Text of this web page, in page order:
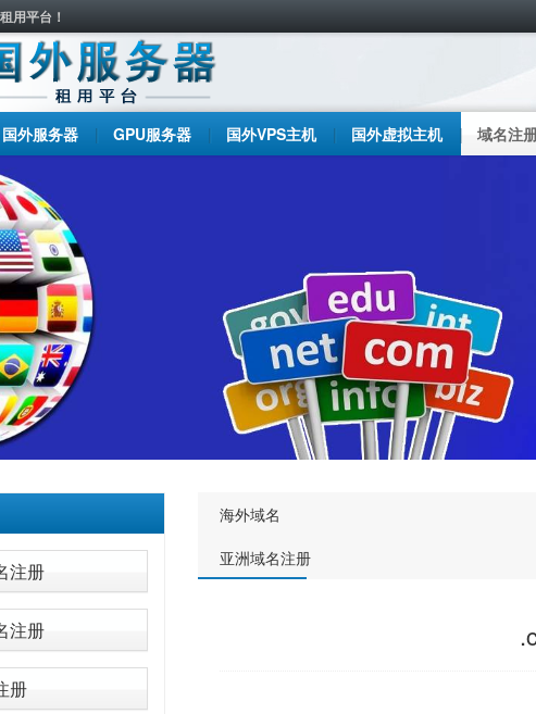
用平台！
国外服务器 GPU服务器 国外VPS主机 国外虚拟主机 域名注
注册
注册
册
海外域名
亚洲域名注册